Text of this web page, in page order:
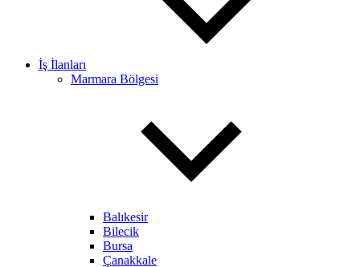
İş İlanları
Marmara Bölgesi
Balıkesir
Bilecik
Bursa
Çanakkale